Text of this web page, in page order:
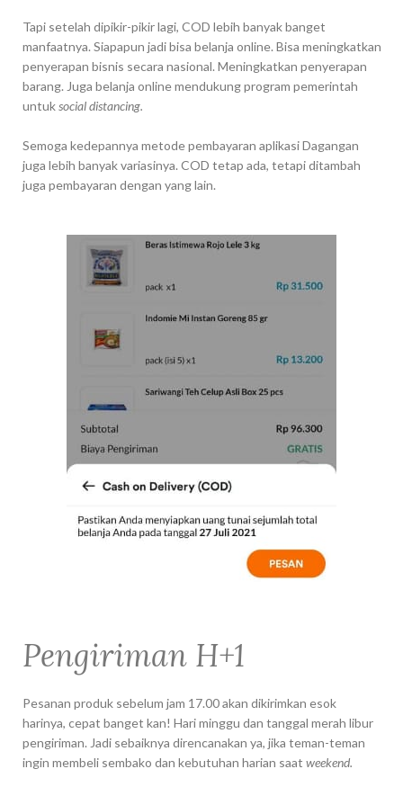
Tapi setelah dipikir-pikir lagi, COD lebih banyak banget
manfaatnya. Siapapun jadi bisa belanja online. Bisa meningkatkan
penyerapan bisnis secara nasional. Meningkatkan penyerapan
barang. Juga belanja online mendukung program pemerintah
untuksocial distancing.
Semoga kedepannya metode pembayaran aplikasi Dagangan
juga lebih banyak variasinya. COD tetap ada, tetapi ditambah
juga pembayaran dengan yang lain.
Pengiriman H+1
Pesanan produk sebelum jam 17.00 akan dikirimkan esok
harinya, cepat banget kan! Hari minggu dan tanggal merah libur
pengiriman. Jadi sebaiknya direncanakan ya, jika teman-teman
ingin membeli sembako dan kebutuhan harian saat weekend.